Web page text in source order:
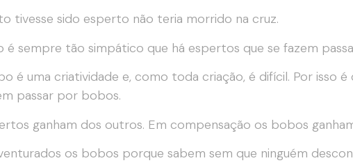
tivesse sido esperto não teria morrido na cruz.
é sempre tão simpático que há espertos que se fazem
é uma criatividade e, como toda criação, é difícil. Por isso
passar por bobos.
ganham dos outros. Em compensação os bobos
os bobos porque sabem sem que ninguém